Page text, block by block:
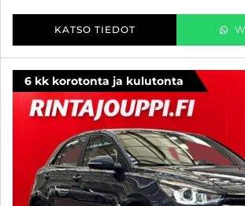
KATSO TIEDOT
6 kk korotonta ja kulutonta